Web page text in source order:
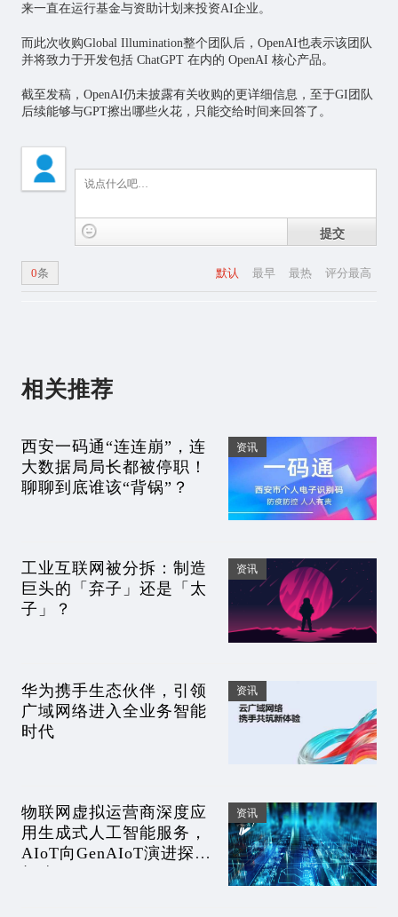
来一直在运行基金与资助计划来投资AI企业。
而此次收购Global Illumination整个团队后，OpenAI也表示该团队
并将致力于开发包括 ChatGPT 在内的 OpenAI 核心产品。
截至发稿，OpenAI仍未披露有关收购的更详细信息，至于GI团队
后续能够与GPT擦出哪些火花，只能交给时间来回答了。
提交
默认 最早 最热 评分最高
0条
相关推荐
西安一码通“连连崩”，连
大数据局局长都被停职！
聊聊到底谁该“背锅”？
资讯
工业互联网被分拆：制造
巨头的「弃子」还是「太
子」？
资讯
华为携手生态伙伴，引领
广域网络进入全业务智能
时代
资讯
物联网虚拟运营商深度应
用生成式人工智能服务，
AIoT向GenAIoT演进探索
资讯